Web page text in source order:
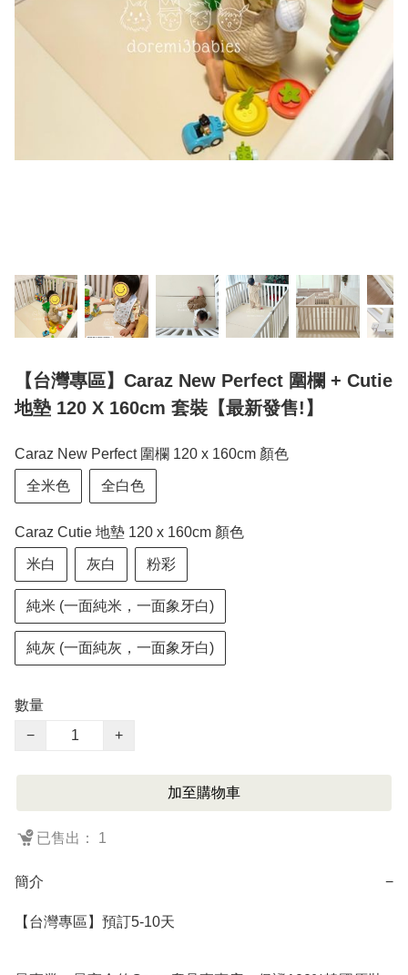
【台灣專區】Caraz New Perfect 圍欄 + Cutie
地墊 120 X 160cm 套裝【最新發售!】
Caraz New Perfect 圍欄 120 x 160cm 顏色
全米色 全白色
Caraz Cutie 地墊 120 x 160cm 顏色
米白 灰白 粉彩
純米 (一面純米，一面象牙白)
純灰 (一面純灰，一面象牙白)
數量
−
+
加至購物車
已售出： 1
簡介 −
【台灣專區】預訂5-10天